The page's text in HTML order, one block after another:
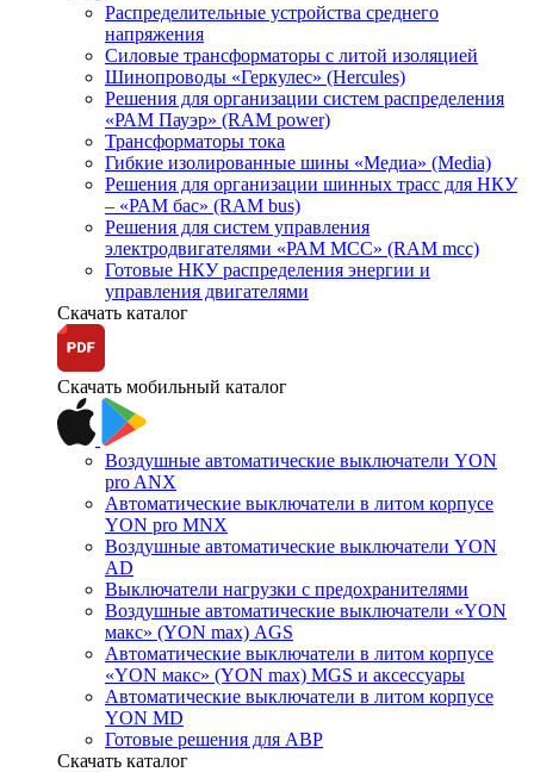
Распределительные устройства среднего
напряжения
Силовые трансформаторы с литой изоляцией
Шинопроводы «Геркулес» (Hercules)
Решения для организации систем распределения
«РАМ Пауэр» (RAM power)
Трансформаторы тока
Гибкие изолированные шины «Медиа» (Media)
Решения для организации шинных трасс для НКУ
– «РАМ бас» (RAM bus)
Решения для систем управления
электродвигателями «РАМ МСС» (RAM mcc)
Готовые НКУ распределения энергии и
управления двигателями
Скачать каталог
Скачать мобильный каталог
Воздушные автоматические выключатели YON
pro ANX
Автоматические выключатели в литом корпусе
YON pro MNX
Воздушные автоматические выключатели YON
AD
Выключатели нагрузки с предохранителями
Воздушные автоматические выключатели «YON
макс» (YON max) AGS
Автоматические выключатели в литом корпусе
«YON макс» (YON max) MGS и аксессуары
Автоматические выключатели в литом корпусе
YON MD
Готовые решения для АВР
Скачать каталог